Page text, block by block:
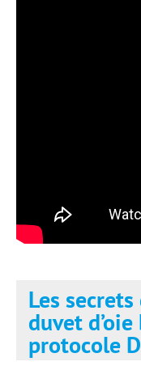
Les
duvet
protocole